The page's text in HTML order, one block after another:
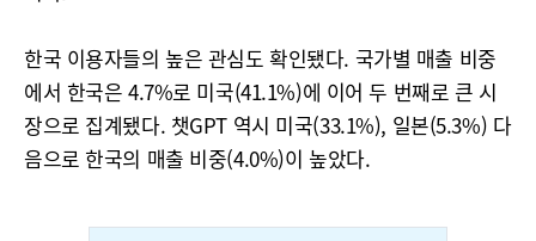
한국 이용자들의 높은 관심도 확인됐다. 국가별 매출 비중
에서 한국은 4.7%로 미국(41.1%)에 이어 두 번째로 큰 시
장으로 집계됐다. 챗GPT 역시 미국(33.1%), 일본(5.3%) 다
음으로 한국의 매출 비중(4.0%)이 높았다.